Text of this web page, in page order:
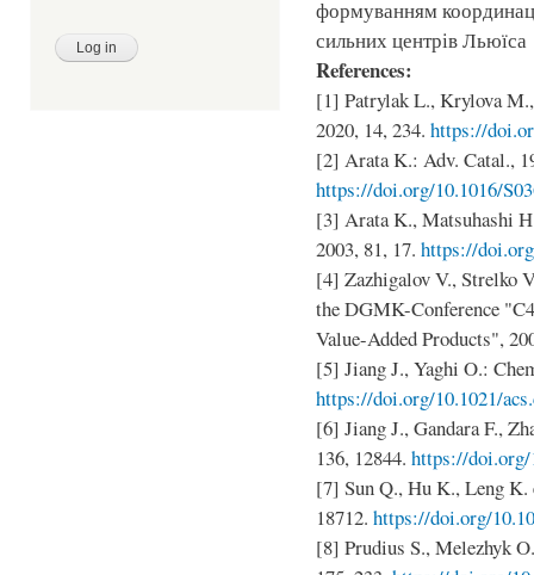
формуванням
сильних центрів Льюїса
References:
[1] Patrylak L., Krylova
2020, 14, 234. https://
[2] Arata K.: Adv. Catal.,
https://doi.org/10.1016/
[3] Arata K., Matsuhashi
2003, 81, 17. https://
[4] Zazhigalov V., Strelko
the DGMK-Conference
Value-Added Products",
[5] Jiang J., Yaghi O.:
https://doi.org/10.1021/
[6] Jiang J., Gandara F.,
136, 12844. https://doi.org/
[7] Sun Q., Hu K., Leng K.
18712. https://doi.org/
[8] Prudius S., Melezhyk